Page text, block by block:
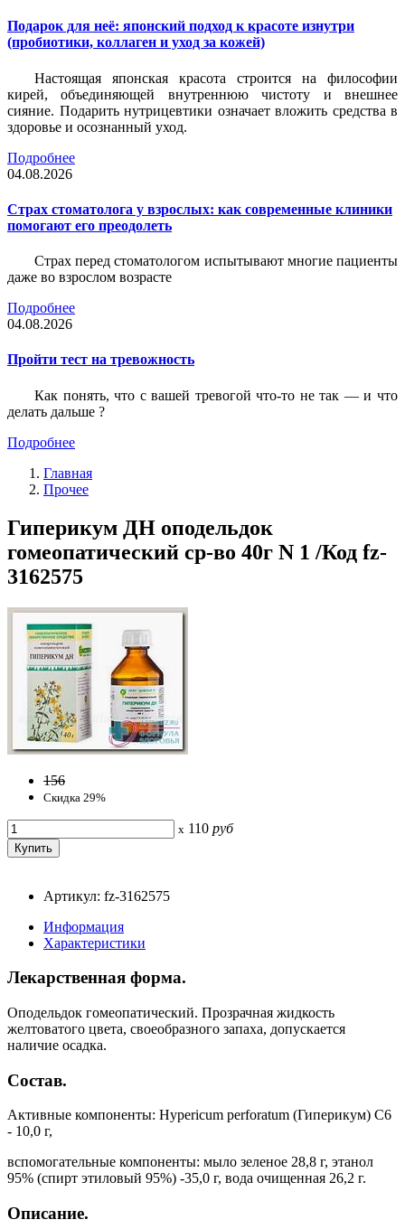
Подарок для неё: японский подход к красоте изнутри
(пробиотики, коллаген и уход за кожей)
Настоящая японская красота строится на философии
кирей, объединяющей внутреннюю чистоту и внешнее
сияние. Подарить нутрицевтики означает вложить средства в
здоровье и осознанный уход.
Подробнее
04.08.2026
Страх стоматолога у взрослых: как современные клиники
помогают его преодолеть
Страх перед стоматологом испытывают многие пациенты
даже во взрослом возрасте
Подробнее
04.08.2026
Пройти тест на тревожность
Как понять, что с вашей тревогой что-то не так — и что
делать дальше ?
Подробнее
Главная
Прочее
Гиперикум ДН оподельдок
гомеопатический ср-во 40г N 1 /Код fz-
3162575
156
Скидка 29%
x 110 руб
Артикул: fz-3162575
Информация
Характеристики
Лекарственная форма.
Оподельдок гомеопатический. Прозрачная жидкость
желтоватого цвета, своеобразного запаха, допускается
наличие осадка.
Состав.
Активные компоненты: Hypericum perforatum (Гиперикум) С6
- 10,0 г,
вспомогательные компоненты: мыло зеленое 28,8 г, этанол
95% (спирт этиловый 95%) -35,0 г, вода очищенная 26,2 г.
Описание.